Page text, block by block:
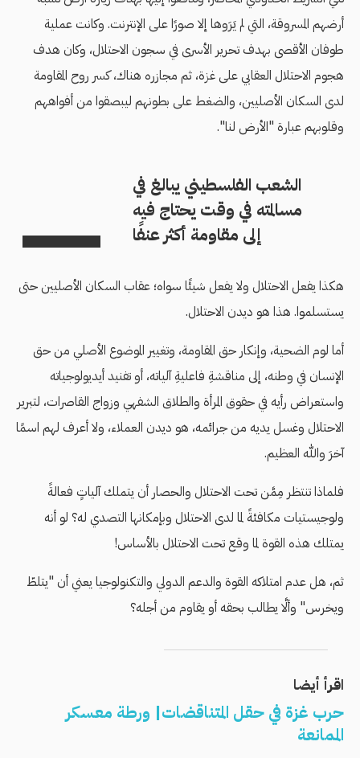
أرضهم المسروقة، التي لم يَرَوها إلا صورًا على الإنترنت. وكانت عملية
طوفان الأقصى بهدف تحرير الأسرى في سجون الاحتلال، وكان هدف
هجوم الاحتلال العقابي على غزة، ثم مجازره هناك، كسر روح المقاومة
لدى السكان الأصليين، والضغط على بطونهم ليبصقوا من أفواههم
وقلوبهم عبارة "الأرض لنا".
الشعب الفلسطيني يبالغ في
مسالمته في وقت يحتاج فيه
إلى مقاومة أكثر عنفًا
هكذا يفعل الاحتلال ولا يفعل شيئًا سواه؛ عقاب السكان الأصليين حتى
يستسلموا. هذا هو ديدن الاحتلال.
أما لوم الضحية، وإنكار حق المقاومة، وتغيير الموضوع الأصلي من حق
الإنسان في وطنه، إلى مناقشةِ فاعليةِ آلياته، أو تفنيد أيديولوجياته
واستعراض رأيه في حقوق المرأة والطلاق الشفهي وزواج القاصرات، لتبرير
الاحتلال وغسل يديه من جرائمه، هو ديدن العملاء، ولا أعرف لهم اسمًا
آخرَ والله العظيم.
فلماذا تنتظر مِمَّن تحت الاحتلال والحصار أن يتملك آلياتٍ فعالةً
ولوجيستيات مكافئةً لما لدى الاحتلال وبإمكانها التصدي له؟ لو أنه
يمتلك هذه القوة لما وقع تحت الاحتلال بالأساس!
ثم، هل عدم امتلاكه القوة والدعم الدولي والتكنولوجيا يعني أن "يتلطّ
ويخرس" وألَّا يطالب بحقه أو يقاوم من أجله؟
اقرأ أيضا
حرب غزة في حقل المتناقضات| ورطة معسكر
الممانعة